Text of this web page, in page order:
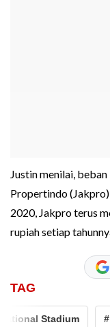
Justin menilai,
Propertindo
2020, Jakpro terus
rupiah setiap
TAG
Stadium #